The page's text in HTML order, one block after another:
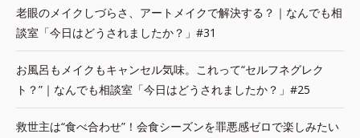
老眼のメイクしづらさ、アートメイクで解決する？｜なんでも相
談室「今日はどうされましたか？」#31
お風呂もメイクもキャンセル気味。これって“セルフネグレク
ト？”｜なんでも相談室「今日はどうされましたか？」#25
救世主は“食べ合わせ”！会食シーズンを罪悪感ゼロで楽しみたい